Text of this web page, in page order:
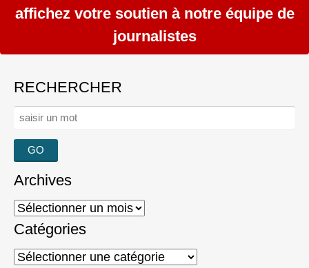
affichez votre soutien à notre équipe de
journalistes
RECHERCHER
Rechercher :
Archives
Archives
Catégories
Catégories